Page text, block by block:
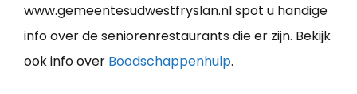
www.gemeentesudwestfryslan.nl spot u handige
info over de seniorenrestaurants die er zijn. Bekijk
ook info over Boodschappenhulp.